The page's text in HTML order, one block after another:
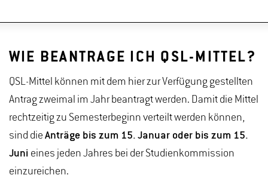
Projekt RheoChoc: Einfluss von alternativen
Projekt Bienenhaltung und Honigproduktion an der
HGU
TreeSense - Vitalitätsmonitoring von Bäumen in
Echtzeit
Gestaltung des Campus als Lehr- und Lernort für
Nachhaltigkeit
(Italien)
WIE BEANTRAGE ICH QSL-MITTEL?
QSL-Mittel können mit dem hier zur Verfügung gestellten
Antrag zweimal im Jahr beantragt werden. Damit die Mittel
rechtzeitig zu Semesterbeginn verteilt werden können,
sind die Anträge bis zum 15. Januar oder bis zum 15.
Juni eines jeden Jahres bei der Studienkommission
einzureichen.